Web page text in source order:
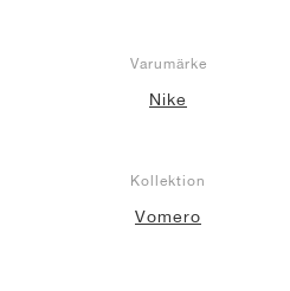
Varumärke
Nike
Kollektion
Vomero